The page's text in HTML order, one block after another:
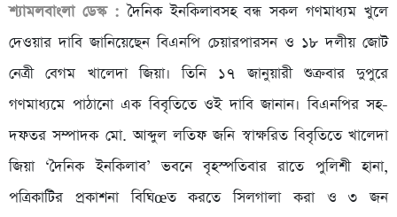
শ্যামলবাংলা ডেস্ক : দৈনিক ইনকিলাবসহ বন্ধ সকল গণমাধ্যম খুলে
দেওয়ার দাবি জানিয়েছেন বিএনপি চেয়ারপারসন ও ১৮ দলীয় জোট
নেত্রী বেগম খালেদা জিয়া। তিনি ১৭ জানুয়ারী শুক্রবার দুপুরে
গণমাধ্যমে পাঠানো এক বিবৃতিতে ওই দাবি জানান। বিএনপির সহ-
দফতর সম্পাদক মো. আব্দুল লতিফ জনি স্বাক্ষরিত বিবৃতিতে খালেদা
জিয়া ‘দৈনিক ইনকিলাব’ ভবনে বৃহস্পতিবার রাতে পুলিশী হানা,
পত্রিকাটির প্রকাশনা বিঘিœত করতে সিলগালা করা ও ৩ জন